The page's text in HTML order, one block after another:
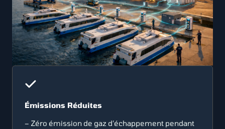
Émissions Réduites
– Zéro émission de gaz d’échappement pendant